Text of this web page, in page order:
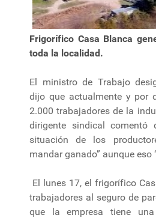
Frigorífico Casa Blanca
toda la localidad.
El ministro de Trabajo
dijo que actualmente y por
2.000 trabajadores de la
dirigente sindical comentó
situación de los
mandar ganado” aunque eso
El lunes 17, el frigorífico
trabajadores al seguro de
que la empresa tiene